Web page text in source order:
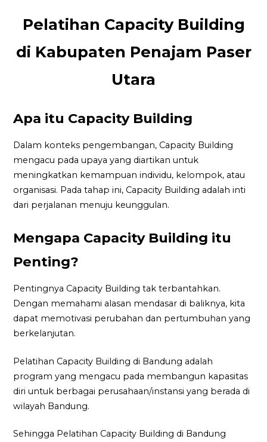
Pelatihan Capacity Building
di Kabupaten Penajam Paser
Utara
Apa itu Capacity Building
Dalam konteks pengembangan, Capacity Building
mengacu pada upaya yang diartikan untuk
meningkatkan kemampuan individu, kelompok, atau
organisasi. Pada tahap ini, Capacity Building adalah inti
dari perjalanan menuju keunggulan.
Mengapa Capacity Building itu
Penting?
Pentingnya Capacity Building tak terbantahkan.
Dengan memahami alasan mendasar di baliknya, kita
dapat memotivasi perubahan dan pertumbuhan yang
berkelanjutan.
Pelatihan Capacity Building di Bandung adalah
program yang mengacu pada membangun kapasitas
diri untuk berbagai perusahaan/instansi yang berada di
wilayah Bandung.
Sehingga Pelatihan Capacity Building di Bandung